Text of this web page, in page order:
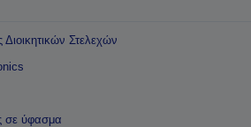
Διοικητικών Στελεχών
σε ύφασμα